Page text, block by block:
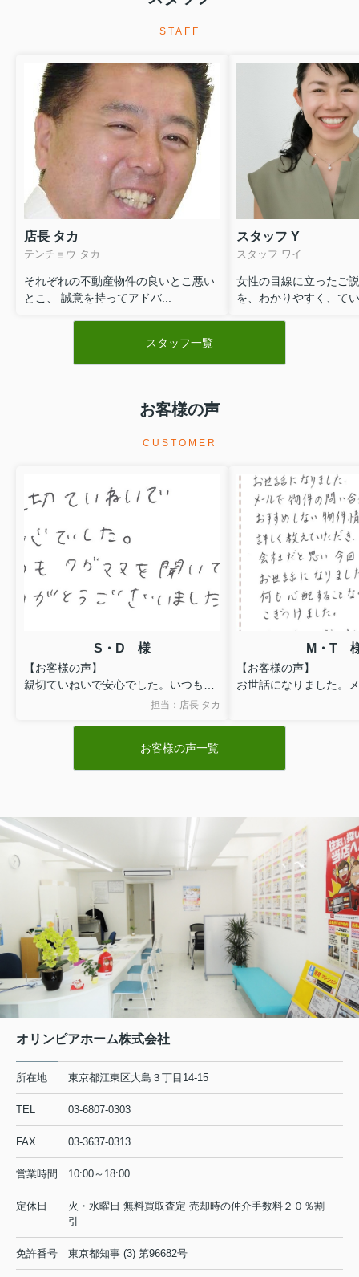
STAFF
店長 タカ
テンチョウ タカ
それぞれの不動産物件の良いとこ悪い
とこ、 誠意を持ってアドバ...
スタッフ Y
スタッフ ワイ
女性の目線に立ったご
を、わかりやすく、て
スタッフ一覧
お客様の声
CUSTOMER
S・D 様
【お客様の声】
親切ていねいで安心でした。いつも、
ワガママを聞いてくださり、ありがと
担当：店長 タカ
M・T
【お客様の声】
お世話になりました。
となく購入にこぎつけ
お客様の声一覧
オリンピアホーム株式会社
所在地 東京都江東区大島３丁目14-15
TEL 03-6807-0303
FAX 03-3637-0313
営業時間 10:00～18:00
定休日
火・水曜日 無料買取査定 売却時の仲介手数料２０％割
引
免許番号 東京都知事 (3) 第96682号